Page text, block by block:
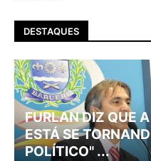
DESTAQUES
FURLAN DIZ QUE
ESTÁ SE
POLÍTICO" ...